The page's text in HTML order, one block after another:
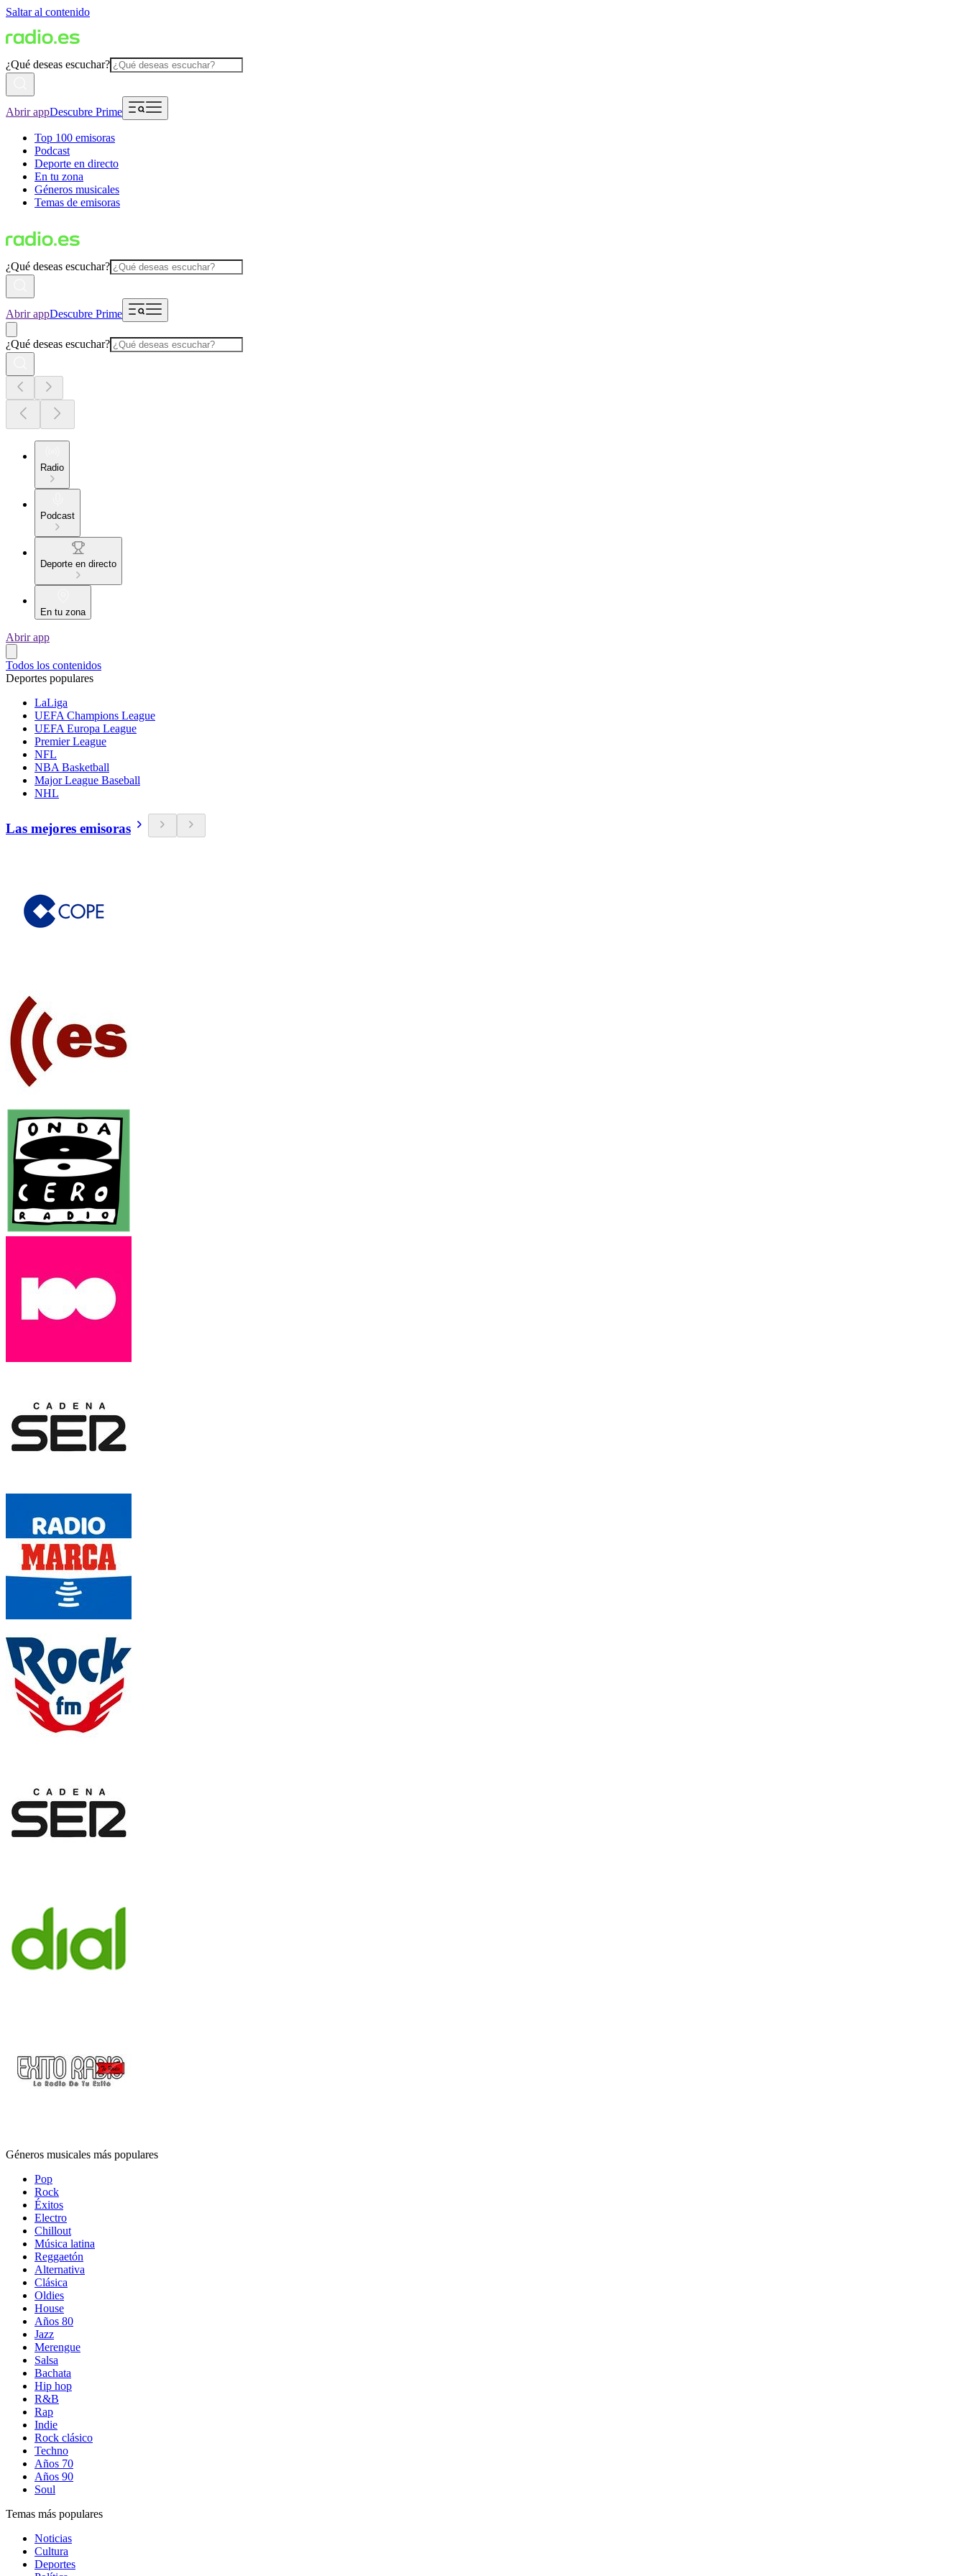
Saltar al contenido
¿Qué deseas escuchar?
Abrir appDescubre Prime
Top 100 emisoras
Podcast
Deporte en directo
En tu zona
Géneros musicales
Temas de emisoras
¿Qué deseas escuchar?
Abrir appDescubre Prime
¿Qué deseas escuchar?
Radio
Podcast
Deporte en directo
En tu zona
Abrir app
Todos los contenidos
Deportes populares
LaLiga
UEFA Champions League
UEFA Europa League
Premier League
NFL
NBA Basketball
Major League Baseball
NHL
Las mejores emisoras
Géneros musicales más populares
Pop
Rock
Éxitos
Electro
Chillout
Música latina
Reggaetón
Alternativa
Clásica
Oldies
House
Años 80
Jazz
Merengue
Salsa
Bachata
Hip hop
R&B
Rap
Indie
Rock clásico
Techno
Años 70
Años 90
Soul
Temas más populares
Noticias
Cultura
Deportes